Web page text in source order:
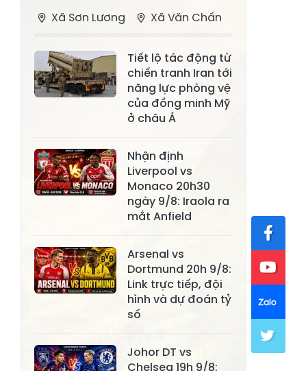
Xã Sơn Lương
Xã Văn Chấn
Bằng La
Xã Chấn Thịnh
Xã Nghĩa Tâm
Xã Phong Dụ
Hạ
Xã Đông
Cuông
Xã Tân Hợp
Xã Mậu A Xã Xuân Ái
Xã Lâm
Xã Lục Yên
Xã Tân Lĩnh
Xã Khánh Hòa
Xã Phúc Lợi
Xã Yên Thành
Xã Thác Bà
Tiết lộ tác động từ
chiến tranh Iran tới
năng lực phòng vệ
của đồng minh Mỹ
ở châu Á
Nhận định
Liverpool vs
Monaco 20h30
ngày 9/8: Iraola ra
mắt Anfield
Arsenal vs
Dortmund 20h 9/8:
Link trực tiếp, đội
hình và dự đoán tỷ
số
Johor DT vs
Chelsea 19h 9/8: